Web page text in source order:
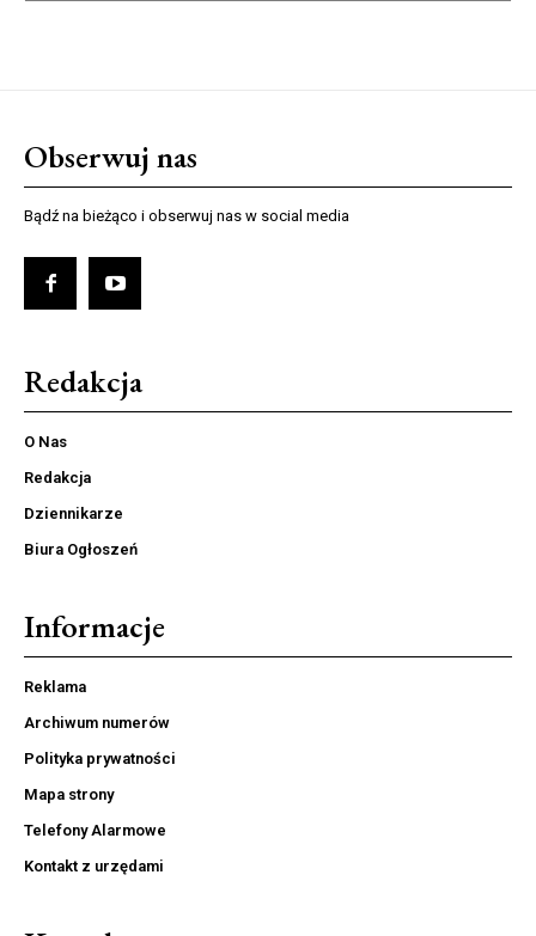
Obserwuj nas
Bądź na bieżąco i obserwuj nas w social media
Redakcja
O Nas
Redakcja
Dziennikarze
Biura Ogłoszeń
Informacje
Reklama
Archiwum numerów
Polityka prywatności
Mapa strony
Telefony Alarmowe
Kontakt z urzędami